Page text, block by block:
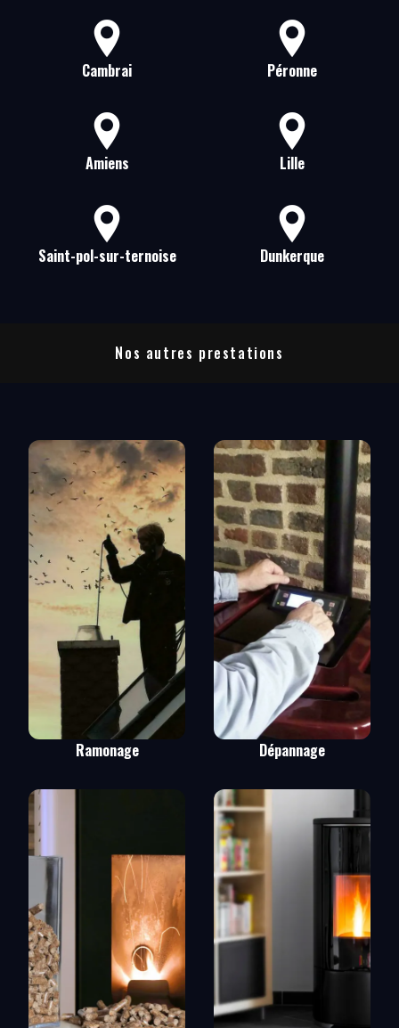
Cambrai Péronne
Amiens Lille
Saint-pol-sur-ternoise Dunkerque
Nos autres prestations
Ramonage Dépannage